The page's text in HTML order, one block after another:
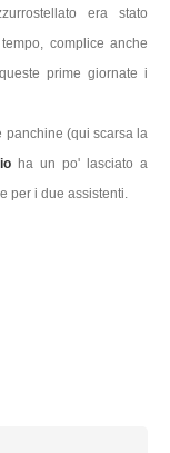
era stato
complice anche
prime giornate i
(qui scarsa la
ha un po' lasciato a
per i due assistenti.